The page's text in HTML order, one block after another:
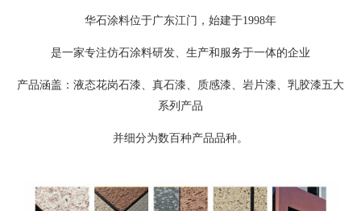
华石涂料位于广东江门，始建于1998年
是一家专注仿石涂料研发、生产和服务于一体的企业
产品涵盖：液态花岗石漆、真石漆、质感漆、岩片漆、乳胶漆五大
系列产品
并细分为数百种产品品种。